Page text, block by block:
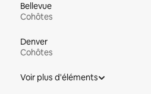
Bellevue
Cohôtes
Denver
Cohôtes
Voir plus d'éléments